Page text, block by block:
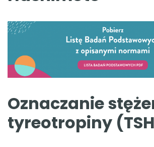
Oznaczanie
tyreotropiny